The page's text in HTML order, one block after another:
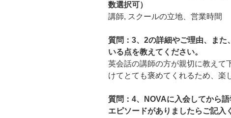
数選択可）
講師, スクールの立地、営業時間
質問：3、2の詳細やご理由、ま
いる点を教えてください。
英会話の講師の方が親切に教えて
けてとても褒めてくれるため、楽
質問：4、NOVAに入会してから
エピソードがありましたらご記入